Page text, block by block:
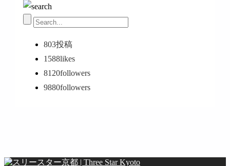
803投稿
1588likes
8120followers
9880followers